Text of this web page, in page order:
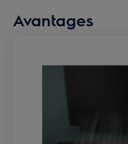
Avantages